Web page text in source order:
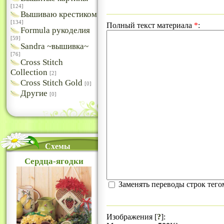
[124]
Вышиваю крестиком
[134]
Formula рукоделия
[59]
Sandra ~вышивка~
[76]
Cross Stitch
Collection [2]
Cross Stitch Gold [0]
Другие [0]
Схемы
Сердца-ягодки
Полный текст материала *:
Заменять переводы строк
Изображения [?]: